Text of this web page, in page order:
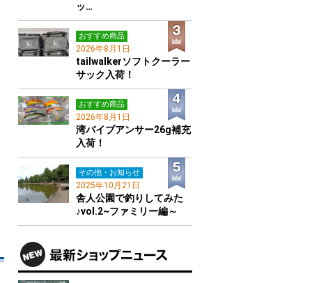
ッ…
おすすめ商品
2026年8月1日
tailwalkerソフトクーラー
サック入荷！
おすすめ商品
2026年8月1日
湾バイブアンサー26g補充
入荷！
その他・お知らせ
2025年10月21日
舎人公園で釣りしてみた
♪vol.2~ファミリー編～